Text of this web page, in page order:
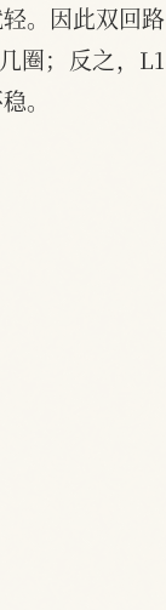
。因此双回路
圈；反之，L1
。